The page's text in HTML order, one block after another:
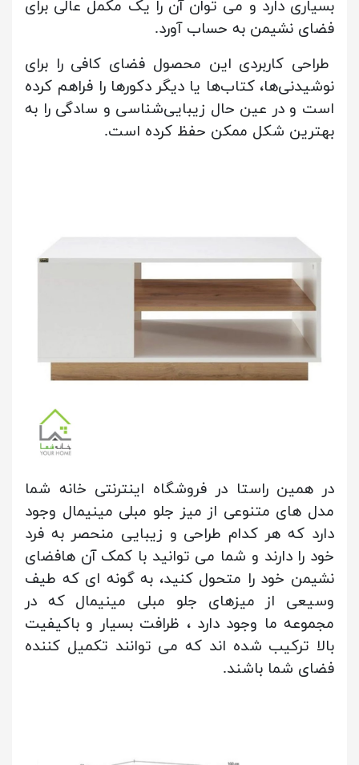
بسیاری دارد و می توان آن را یک مکمل عالی برای
فضای نشیمن به حساب آورد.
طراحی کاربردی این محصول فضای کافی را برای
نوشیدنی‌ها، کتاب‌ها یا دیگر دکورها را فراهم کرده
است و در عین‌ حال زیبایی‌شناسی و سادگی را به
بهترین شکل ممکن حفظ کرده است.
در همین راستا در فروشگاه اینترنتی خانه شما
مدل های متنوعی از میز جلو مبلی مینیمال وجود
دارد که هر کدام طراحی و زیبایی منحصر به فرد
خود را دارند و شما می توانید با کمک آن هافضای
نشیمن خود را متحول کنید، به گونه ای که طیف
وسیعی از میزهای جلو مبلی مینیمال که در
مجموعه ما وجود دارد ، ظرافت بسیار و باکیفیت
بالا ترکیب شده اند که می توانند تکمیل کننده
فضای شما باشند.